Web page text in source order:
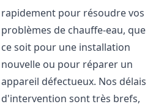
rapidement pour résoudre vos
problèmes de chauffe-eau, que
ce soit pour une installation
nouvelle ou pour réparer un
appareil défectueux. Nos délais
d'intervention sont très brefs,